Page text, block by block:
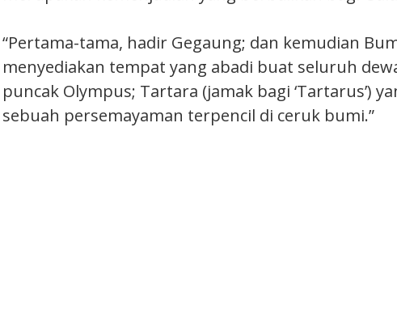
“Pertama-tama, hadir Gegaung; dan kemudian
menyediakan tempat yang abadi buat seluruh
puncak Olympus; Tartara (jamak bagi ‘Tartarus’)
sebuah persemayaman terpencil di ceruk bumi.”